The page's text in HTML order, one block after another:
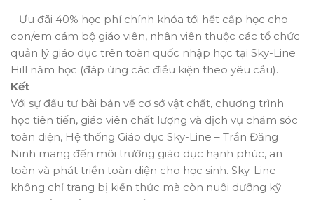
– Ưu đãi 40% học phí chính khóa tới hết cấp học cho
con/em cám bộ giáo viên, nhân viên thuộc các tổ chức
quản lý giáo dục trên toàn quốc nhập học tại Sky-Line
Hill năm học (đáp ứng các điều kiện theo yêu cầu).
Kết
Với sự đầu tư bài bản về cơ sở vật chất, chương trình
học tiên tiến, giáo viên chất lượng và dịch vụ chăm sóc
toàn diện, Hệ thống Giáo dục Sky-Line – Trần Đăng
Ninh mang đến môi trường giáo dục hạnh phúc, an
toàn và phát triển toàn diện cho học sinh. Sky-Line
không chỉ trang bị kiến thức mà còn nuôi dưỡng kỹ